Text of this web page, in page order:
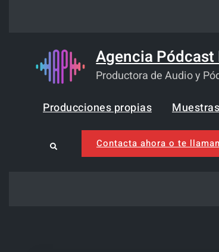
Agencia
Productora de Audio y
Producciones propias
Muestras
Search Contacta ahora o te